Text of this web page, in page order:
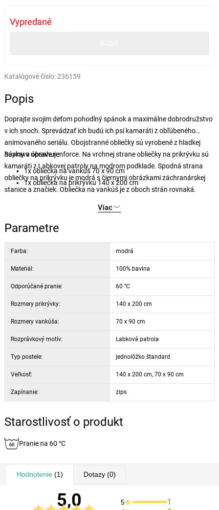
Vypredané
Katalógové číslo:236159
Popis
Doprajte svojim deťom pohodlný spánok a maximálne dobrodružstvo
v ich snoch. Sprevádzať ich budú ich psí kamaráti z obľúbeného
animovaného seriálu. Obojstranné obliečky sú vyrobené z hladkej
bavlny v úprave renforce. Na vrchnej strane obliečky na prikrývku sú
kamaráti z Labkovej patroly na modrom podklade. Spodná strana
obliečky na prikrývku je modrá s čiernymi obrázkami záchranárskej
stanice a značiek. Obliečka na vankúš je z oboch strán rovnaká.
Súprava obsahuje:
1x obliečka na vankúš 70 x 90 cm
1x obliečka na prikrývku 140 x 200 cm
Viac
Parametre
Farba: modrá
Materiál: 100% bavlna
Odporúčané pranie: 60 °C
Rozmery prikrývky: 140 x 200 cm
Rozmery vankúša: 70 x 90 cm
Rozprávkový motív: Labková patrola
Typ postele: jednolôžko štandard
Veľkosť: 140 x 200 cm, 70 x 90 cm
Zapínanie: zips
Starostlivosť o produkt
Pranie na 60 °C
Hodnotenie(1) Dotazy(0)
5,0 5 1